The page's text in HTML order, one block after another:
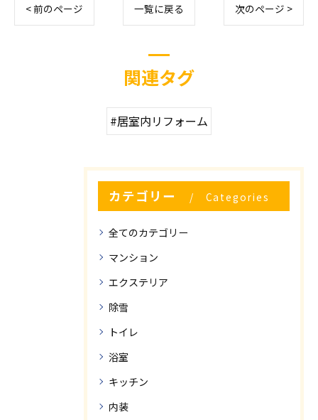
< 前のページ 一覧に戻る 次のページ >
関連タグ
#居室内リフォーム
カテゴリー Categories
全てのカテゴリー
マンション
エクステリア
除雪
トイレ
浴室
キッチン
内装